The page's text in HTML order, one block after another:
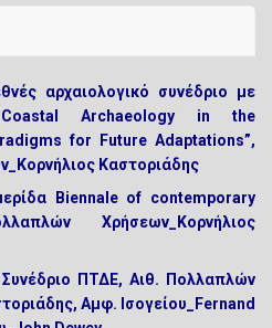
αρχαιολογικό συνέδριο με
Archaeology in the
for Future Adaptations”,
Καστοριάδης
Biennale of contemporary
Χρήσεων_Κορνήλιος
Συνέδριο ΠΤΔΕ, Αιθ. Πολλαπλών
Αμφ. Ισογείου_Fernand